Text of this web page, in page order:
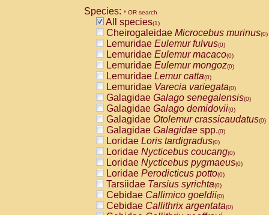
Species: * OR search
All species(1)
Cheirogaleidae Microcebus murinus(0)
Lemuridae Eulemur fulvus(0)
Lemuridae Eulemur macaco(0)
Lemuridae Eulemur mongoz(0)
Lemuridae Lemur catta(0)
Lemuridae Varecia variegata(0)
Galagidae Galago senegalensis(0)
Galagidae Galago demidovii(0)
Galagidae Otolemur crassicaudatus(0)
Galagidae Galagidae spp.(0)
Loridae Loris tardigradus(0)
Loridae Nycticebus coucang(0)
Loridae Nycticebus pygmaeus(0)
Loridae Perodicticus potto(0)
Tarsiidae Tarsius syrichta(0)
Cebidae Callimico goeldii(0)
Cebidae Callithrix argentata(0)